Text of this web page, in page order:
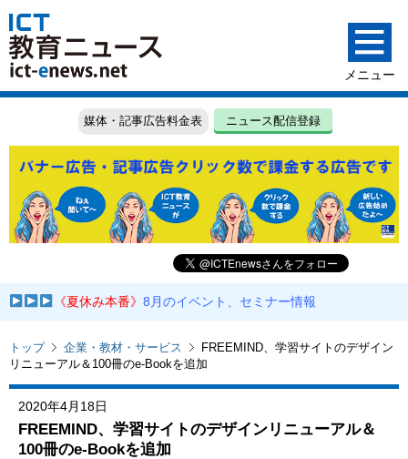
媒体・記事広告料金表 ニュース配信登録
《夏休み本番》8月のイベント、セミナー情報
トップ 企業・教材・サービス
FREEMIND、学習サイトのデザイン
リニューアル＆100冊のe-Bookを追加
2020年4月18日
FREEMIND、学習サイトのデザインリニューアル＆
100冊のe-Bookを追加